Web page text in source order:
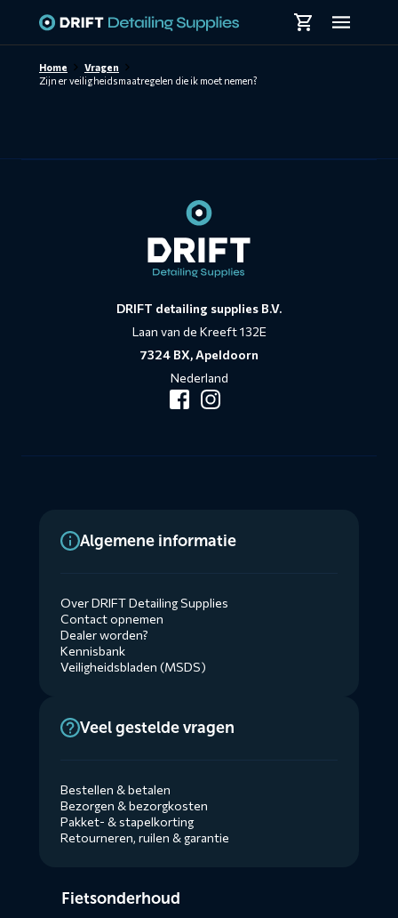
Home
Vragen
Zijn er veiligheidsmaatregelen die ik moet nemen?
DRIFT detailing supplies B.V.
Laan van de Kreeft 132E
7324 BX, Apeldoorn
Nederland
Algemene informatie
Over DRIFT Detailing Supplies
Contact opnemen
Dealer worden?
Kennisbank
Veiligheidsbladen (MSDS)
Veel gestelde vragen
Bestellen & betalen
Bezorgen & bezorgkosten
Pakket- & stapelkorting
Retourneren, ruilen & garantie
menusFietsonderhoud